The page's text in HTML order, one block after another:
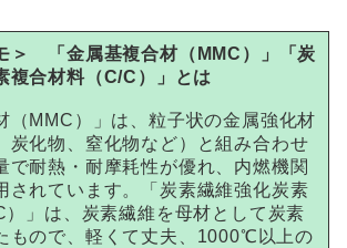
＞ 「金属基複合材（MMC）」「炭
複合材料（C/C）」とは
（MMC）」は、粒子状の金属強化材
炭化物、窒化物など）と組み合わせ
で耐熱・耐摩耗性が優れ、内燃機関
されています。「炭素繊維強化炭素
」は、炭素繊維を母材として炭素
もので、軽くて丈夫、1000℃以上の